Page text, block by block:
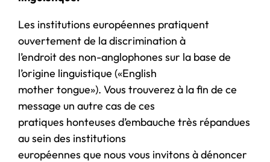
Les institutions européennes pratiquent
ouvertement de la discrimination à
l’endroit des non-anglophones sur la base de
l’origine linguistique («English
mother tongue»). Vous trouverez à la fin de ce
message un autre cas de ces
pratiques honteuses d’embauche très répandues
au sein des institutions
européennes que nous vous invitons à dénoncer